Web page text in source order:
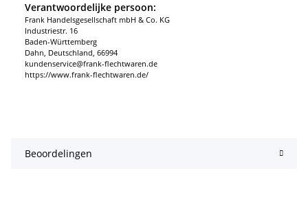
Verantwoordelijke persoon:
Frank Handelsgesellschaft mbH & Co. KG
Industriestr. 16
Baden-Württemberg
Dahn, Deutschland, 66994
kundenservice@frank-flechtwaren.de
https://www.frank-flechtwaren.de/
Beoordelingen